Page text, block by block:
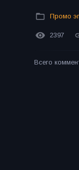
Промо
2397
Всего